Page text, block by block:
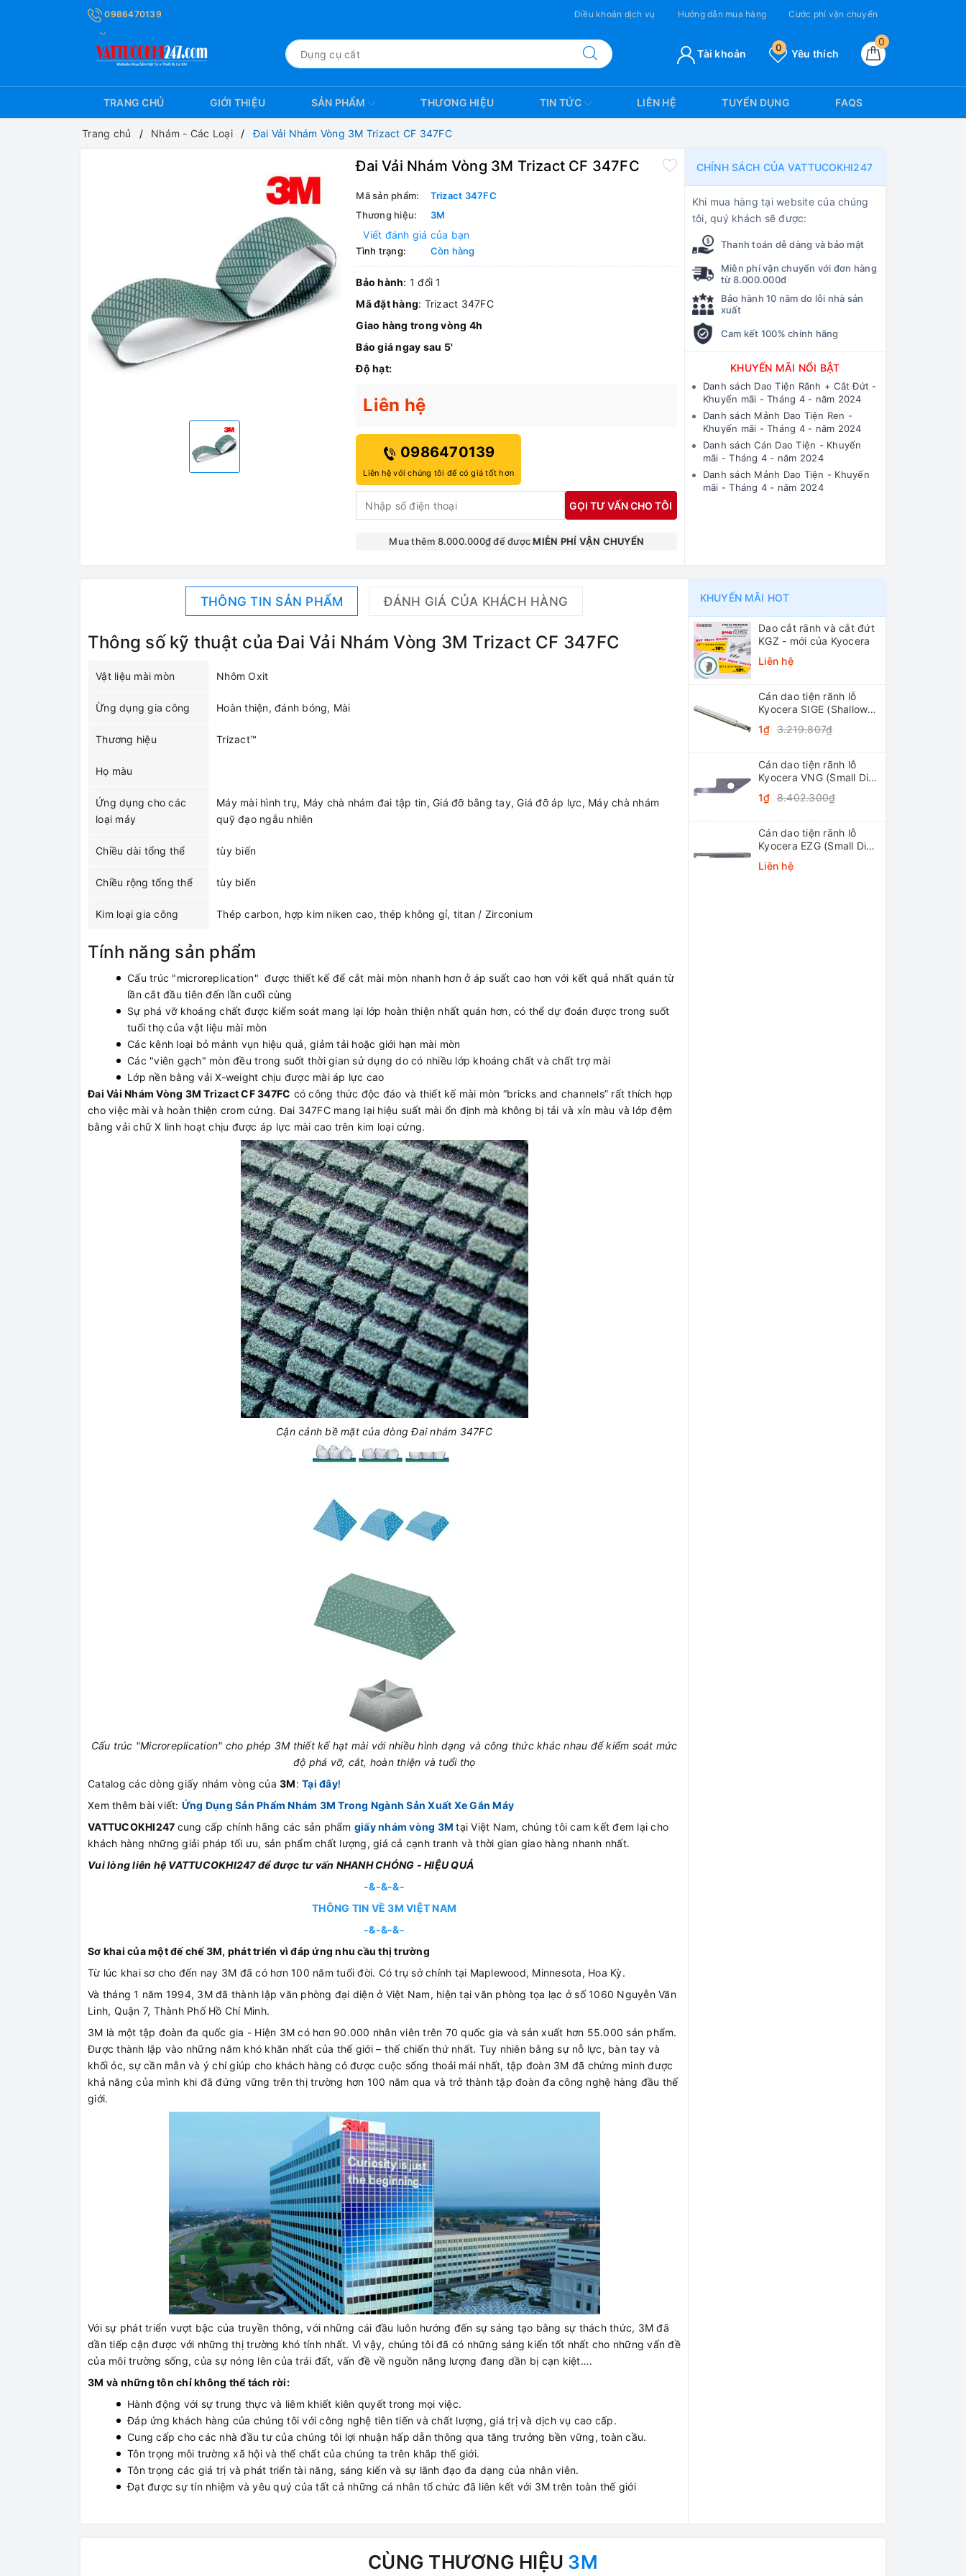
0986470139 Điều khoản dịch vụ Hướng dẫn mua hàng Cước phí vận chuyển
0
Yêu thích
0
Tài khoản
TRANG CHỦ GIỚI THIỆU SẢN PHẨM THƯƠNG HIỆU TIN TỨC LIÊN HỆ TUYỂN DỤNG FAQS
Trang chủ Nhám - Các Loại Đai Vải Nhám Vòng 3M Trizact CF 347FC
Đai Vải Nhám Vòng 3M Trizact CF 347FC
Mã sản phẩm:
Trizact 347FC
Thương hiệu:
3M
Viết đánh giá của bạn
Tình trạng: Còn hàng
Bảo hành: 1 đổi 1
Mã đặt hàng: Trizact 347FC
Giao hàng trong vòng 4h
Báo giá ngay sau 5'
Độ hạt:
Liên hệ
0986470139
Liên hệ với chúng tôi để có giá tốt hơn
GỌI TƯ VẤN CHO TÔI
Mua thêm 8.000.000₫ để đượcMIỄN PHÍ VẬN CHUYỂN
CHÍNH SÁCH CỦA VATTUCOKHI247
Khi mua hàng tại website của chúng
tôi, quý khách sẽ được:
Thanh toán dễ dàng và bảo mật
Miễn phí vận chuyển với đơn hàng
từ 8.000.000đ
Bảo hành 10 năm do lỗi nhà sản
xuất
Cam kết 100% chính hãng
KHUYẾN MÃI NỔI BẬT
Danh sách Dao Tiện Rãnh + Cắt Đứt -
Khuyến mãi - Tháng 4 - năm 2024
Danh sách Mảnh Dao Tiện Ren -
Khuyến mãi - Tháng 4 - năm 2024
Danh sách Cán Dao Tiện - Khuyến
mãi - Tháng 4 - năm 2024
Danh sách Mảnh Dao Tiện - Khuyến
mãi - Tháng 4 - năm 2024
THÔNG TIN SẢN PHẨM ĐÁNH GIÁ CỦA KHÁCH HÀNG
Thông số kỹ thuật của Đai Vải Nhám Vòng 3M Trizact CF 347FC
Vật liệu mài mòn Nhôm Oxit
Ừng dụng gia công Hoàn thiện, đánh bóng, Mài
Thương hiệu Trizact™
Họ màu
Ứng dụng cho các
loại máy
Máy mài hình trụ, Máy chà nhám đai tập tin, Giá đỡ bằng tay, Giá đỡ áp lực, Máy chà nhám
quỹ đạo ngẫu nhiên
Chiều dài tổng thể tùy biến
Chiều rộng tổng thể tùy biến
Kim loại gia công Thép carbon, hợp kim niken cao, thép không gỉ, titan / Zirconium
Tính năng sản phẩm
Cấu trúc "microreplication" được thiết kế để cắt mài mòn nhanh hơn ở áp suất cao hơn với kết quả nhất quán từ
lần cắt đầu tiên đến lần cuối cùng
Sự phá vỡ khoáng chất được kiểm soát mang lại lớp hoàn thiện nhất quán hơn, có thể dự đoán được trong suốt
tuổi thọ của vật liệu mài mòn
Các kênh loại bỏ mảnh vụn hiệu quả, giảm tải hoặc giới hạn mài mòn
Các "viên gạch" mòn đều trong suốt thời gian sử dụng do có nhiều lớp khoáng chất và chất trợ mài
Lớp nền bằng vải X-weight chịu được mài áp lực cao
Đai Vải Nhám Vòng 3M Trizact CF 347FC có công thức độc đáo và thiết kế mài mòn “bricks and channels” rất thích hợp
cho việc mài và hoàn thiện crom cứng. Đai 347FC mang lại hiệu suất mài ổn định mà không bị tải và xỉn màu và lớp đệm
bằng vải chữ X linh hoạt chịu được áp lực mài cao trên kim loại cứng.
Cận cảnh bề mặt của dòng Đai nhám 347FC
Cấu trúc "Microreplication" cho phép 3M thiết kế hạt mài với nhiều hình dạng và công thức khác nhau để kiểm soát mức
độ phá vỡ, cắt, hoàn thiện và tuổi thọ
Catalog các dòng giấy nhám vòng của 3M: Tại đây!
Xem thêm bài viết: Ứng Dụng Sản Phẩm Nhám 3M Trong Ngành Sản Xuất Xe Gắn Máy
VATTUCOKHI247 cung cấp chính hãng các sản phẩm giấy nhám vòng 3M tại Việt Nam, chúng tôi cam kết đem lại cho
khách hàng những giải pháp tối ưu, sản phẩm chất lượng, giá cả cạnh tranh và thời gian giao hàng nhanh nhất.
Vui lòng liên hệ VATTUCOKHI247 để được tư vấn NHANH CHÓNG - HIỆU QUẢ
-&-&-&-
THÔNG TIN VỀ 3M VIỆT NAM
-&-&-&-
Sơ khai của một đế chế 3M, phát triển vì đáp ứng nhu cầu thị trường
Từ lúc khai sơ cho đến nay 3M đã có hơn 100 năm tuổi đời. Có trụ sở chính tại Maplewood, Minnesota, Hoa Kỳ.
Và tháng 1 năm 1994, 3M đã thành lập văn phòng đại diện ở Việt Nam, hiện tại văn phòng tọa lạc ở số 1060 Nguyễn Văn
Linh, Quận 7, Thành Phố Hồ Chí Minh.
3M là một tập đoàn đa quốc gia - Hiện 3M có hơn 90.000 nhân viên trên 70 quốc gia và sản xuất hơn 55.000 sản phẩm.
Được thành lập vào những năm khó khăn nhất của thế giới – thế chiến thứ nhất. Tuy nhiên bằng sự nỗ lực, bàn tay và
khối óc, sự cần mẫn và ý chí giúp cho khách hàng có được cuộc sống thoải mái nhất, tập đoàn 3M đã chứng minh được
khả năng của mình khi đã đứng vững trên thị trường hơn 100 năm qua và trở thành tập đoàn đa công nghệ hàng đầu thế
giới.
Với sự phát triển vượt bậc của truyền thông, với những cái đầu luôn hướng đến sự sáng tạo bằng sự thách thức, 3M đã
dần tiếp cận được với những thị trường khó tính nhất. Vì vậy, chúng tôi đã có những sáng kiến tốt nhất cho những vấn đề
của môi trường sống, của sự nóng lên của trái đất, vấn đề về nguồn năng lượng đang dần bị cạn kiệt….
3M và những tôn chỉ không thể tách rời:
Hành động với sự trung thực và liêm khiết kiên quyết trong mọi việc.
Đáp ứng khách hàng của chúng tôi với công nghệ tiên tiến và chất lượng, giá trị và dịch vụ cao cấp.
Cung cấp cho các nhà đầu tư của chúng tôi lợi nhuận hấp dẫn thông qua tăng trưởng bền vững, toàn cầu.
Tôn trọng môi trường xã hội và thể chất của chúng ta trên khắp thế giới.
Tôn trọng các giá trị và phát triển tài năng, sáng kiến ​​và sự lãnh đạo đa dạng của nhân viên.
Đạt được sự tín nhiệm và yêu quý của tất cả những cá nhân tổ chức đã liên kết với 3M trên toàn thế giới
KHUYẾN MÃI HOT
Dao cắt rãnh và cắt đứt
KGZ - mới của Kyocera
Liên hệ
Cán dao tiện rãnh lỗ
Kyocera SIGE (Shallow
1₫ 3.219.807₫
Cán dao tiện rãnh lỗ
Kyocera VNG (Small Dia.
System Tip-Bars)
1₫ 8.402.300₫
Cán dao tiện rãnh lỗ
Kyocera EZG (Small Dia.
Bars)
Liên hệ
CÙNG THƯƠNG HIỆU 3M